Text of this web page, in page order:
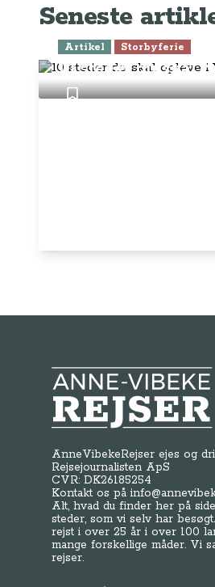
Seneste
Artikel Storbyferie
10 steder du skal
Anne-Vibeke Rejser
AnneVibekeRejser ejes og
Rejsejournalisten ApS
CVR: DK26185254
Kontakt os på
Alt, hvad du finder her på
steder, som vi selv har
rejst i over 25 år i over 100
mange forskellige måder. Vi
rejser.